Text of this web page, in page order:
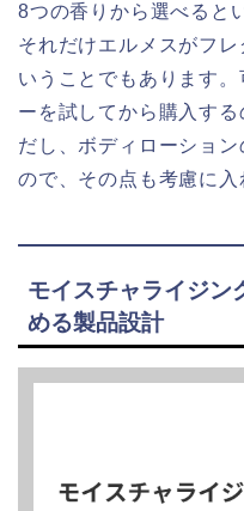
8つの香りから選べると
それだけエルメスがフ
いうことでもあります
ーを試してから購入す
だし、ボディローショ
ので、その点も考慮に入
モイスチャライジン
める製品設計